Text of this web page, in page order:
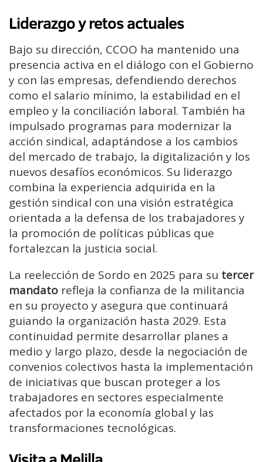
Liderazgo y retos actuales
Bajo su dirección, CCOO ha mantenido una
presencia activa en el diálogo con el Gobierno
y con las empresas, defendiendo derechos
como el salario mínimo, la estabilidad en el
empleo y la conciliación laboral. También ha
impulsado programas para modernizar la
acción sindical, adaptándose a los cambios
del mercado de trabajo, la digitalización y los
nuevos desafíos económicos. Su liderazgo
combina la experiencia adquirida en la
gestión sindical con una visión estratégica
orientada a la defensa de los trabajadores y
la promoción de políticas públicas que
fortalezcan la justicia social.
La reelección de Sordo en 2025 para su tercer
mandato refleja la confianza de la militancia
en su proyecto y asegura que continuará
guiando la organización hasta 2029. Esta
continuidad permite desarrollar planes a
medio y largo plazo, desde la negociación de
convenios colectivos hasta la implementación
de iniciativas que buscan proteger a los
trabajadores en sectores especialmente
afectados por la economía global y las
transformaciones tecnológicas.